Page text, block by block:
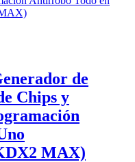
de
Chips y
MAX)